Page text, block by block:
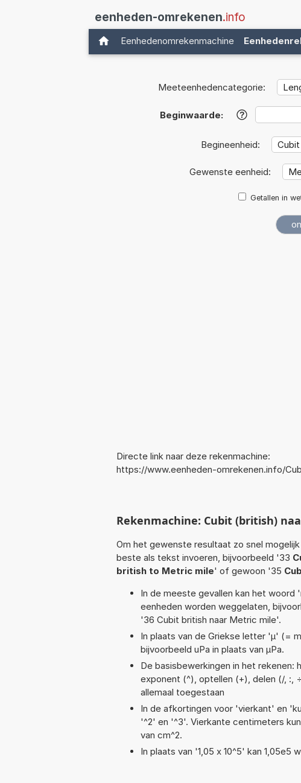
eenheden-omrekenen.info
Eenhedenomrekenmachine
Meeteenhedencategorie:
Beginwaarde: ?
Begineenheid:
Gewenste eenheid:
Getallen in
Directe link naar deze rekenmachine:
https://www.eenheden-omrekenen.info/
Rekenmachine: Cubit (british)
Om het gewenste resultaat zo snel
beste als tekst invoeren, bijvoorbeeld '33
british to Metric mile' of gewoon '35
In de meeste gevallen kan het
eenheden worden weggelaten,
'36 Cubit british naar Metric mile'.
In plaats van de Griekse letter 'µ' (=
bijvoorbeeld uPa in plaats van µPa.
De basisbewerkingen in het
exponent (^), optellen (+), delen (/, :,
allemaal toegestaan
In de afkortingen voor 'vierkant' en
'^2' en '^3'. Vierkante centimeters
van cm^2.
In plaats van '1,05 x 10^5' kan